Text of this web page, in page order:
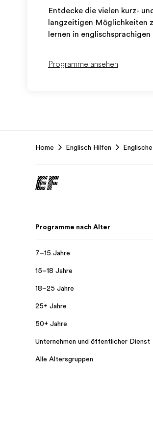
Entdecke die vielen kurz- und
langzeitigen Möglichkeiten
lernen in englischsprachigen
Programme ansehen
Home Englisch Hilfen
Programme nach Alter
7–15 Jahre
15–18 Jahre
18–25 Jahre
25+ Jahre
50+ Jahre
Unternehmen und öffentlicher Dienst
Alle Altersgruppen